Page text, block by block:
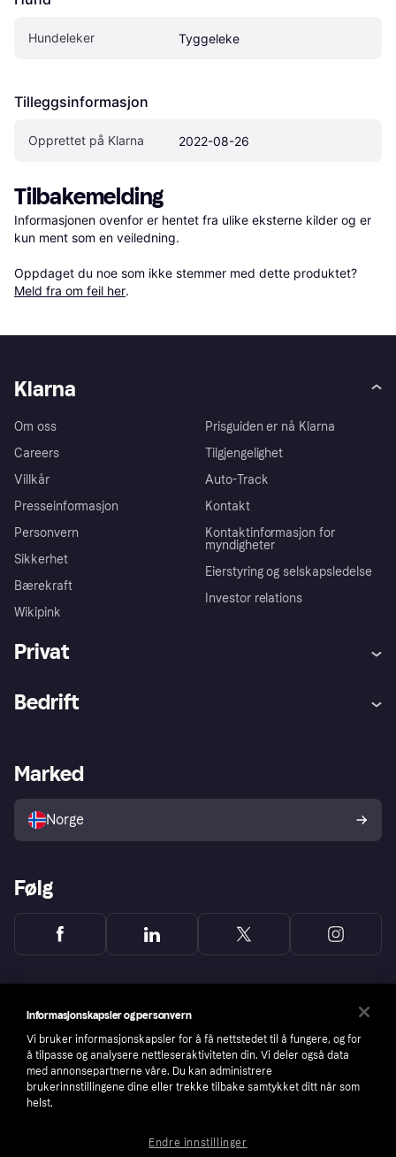
Hundeleker Tyggeleke
Tilleggsinformasjon
Opprettet på Klarna 2022-08-26
Tilbakemelding
Informasjonen ovenfor er hentet fra ulike eksterne kilder og er
kun ment som en veiledning.
Oppdaget du noe som ikke stemmer med dette produktet?
Meld fra om feil her.
Klarna
Om oss
Careers
Villkår
Presseinformasjon
Personvern
Sikkerhet
Bærekraft
Wikipink
Prisguiden er nå Klarna
Tilgjengelighet
Auto-Track
Kontakt
Kontaktinformasjon for
myndigheter
Eierstyring og selskapsledelse
Investor relations
Privat
Utforsk butikker
Bedrift
Merchant portal
Marked
Norge
Følg
Informasjonskapsler og personvern
Vi bruker informasjonskapsler for å få nettstedet til å fungere, og for
å tilpasse og analysere nettleseraktiviteten din. Vi deler også data
med annonsepartnerne våre. Du kan administrere
brukerinnstillingene dine eller trekke tilbake samtykket ditt når som
helst.
Endre innstillinger